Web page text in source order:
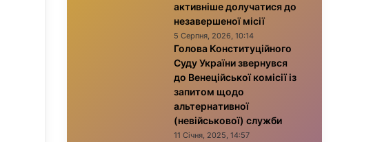
активніше долучатися до
незавершеної місії
5 Серпня, 2026, 10:14
Голова Конституційного
Суду України звернувся
до Венеційської комісії із
запитом щодо
альтернативної
(невійськової) служби
11 Січня, 2025, 14:57